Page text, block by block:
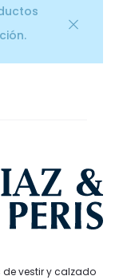
vestir y calzado